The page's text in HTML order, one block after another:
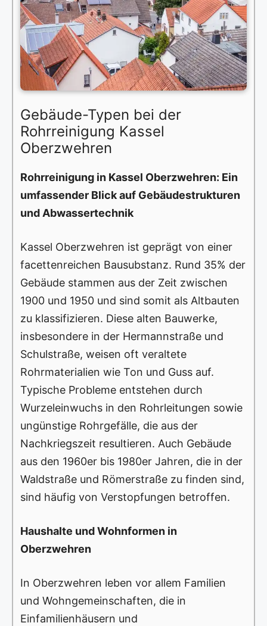
Gebäude-Typen bei der
Rohrreinigung Kassel
Oberzwehren
Rohrreinigung in Kassel Oberzwehren: Ein
umfassender Blick auf Gebäudestrukturen
und Abwassertechnik
Kassel Oberzwehren ist geprägt von einer
facettenreichen Bausubstanz. Rund 35% der
Gebäude stammen aus der Zeit zwischen
1900 und 1950 und sind somit als Altbauten
zu klassifizieren. Diese alten Bauwerke,
insbesondere in der Hermannstraße und
Schulstraße, weisen oft veraltete
Rohrmaterialien wie Ton und Guss auf.
Typische Probleme entstehen durch
Wurzeleinwuchs in den Rohrleitungen sowie
ungünstige Rohrgefälle, die aus der
Nachkriegszeit resultieren. Auch Gebäude
aus den 1960er bis 1980er Jahren, die in der
Waldstraße und Römerstraße zu finden sind,
sind häufig von Verstopfungen betroffen.
Haushalte und Wohnformen in
Oberzwehren
In Oberzwehren leben vor allem Familien
und Wohngemeinschaften, die in
Einfamilienhäusern und